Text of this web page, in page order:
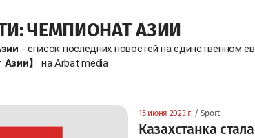
ЧЕМПИОНАТ АЗИИ
- список последних новостей на единственном
】
на Arbat media
15 июня 2023 г. / Sport
Казахстанка